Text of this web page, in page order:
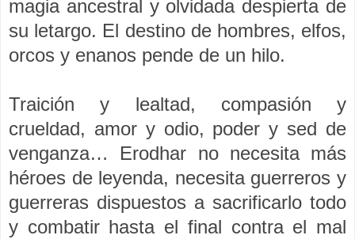
magia ancestral y olvidada despierta de
su letargo. El destino de hombres, elfos,
orcos y enanos pende de un hilo.
Traición y lealtad, compasión y
crueldad, amor y odio, poder y sed de
venganza… Erodhar no necesita más
héroes de leyenda, necesita guerreros y
guerreras dispuestos a sacrificarlo todo
y combatir hasta el final contra el mal